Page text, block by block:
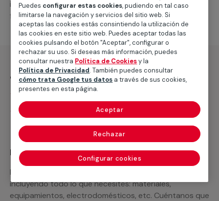
intervenciones a realizar, o la mano de obra que hará
falta para completar tu proyecto.
¿Qué incluye?
Desplazamiento
Presupuesto gratis y sin compromiso
Recuerda que en MULTIMAP
Podemos ofrecer cualquier servicio a medida
incluyendo todo lo que necesites: materiales,
equipamientos, electrodomésticos, etc. Cuéntanos que
Puedes configurar estas cookies, pudiendo en tal caso
limitarse la navegación y servicios del sitio web. Si
aceptas las cookies estás consintiendo la utilización de
las cookies en este sitio web. Puedes aceptar todas las
cookies pulsando el botón "Aceptar", configurar o
rechazar su uso. Si deseas más información, puedes
consultar nuestra Política de Cookiesy la
Política de Privacidad. También puedes consultar
cómo trata Google tus datos a través de sus cookies,
presentes en esta página.
Configurar cookies
Rechazar
Aceptar